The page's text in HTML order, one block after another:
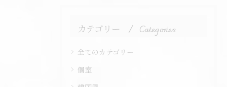
カテゴリー Categories
全てのカテゴリー
個室